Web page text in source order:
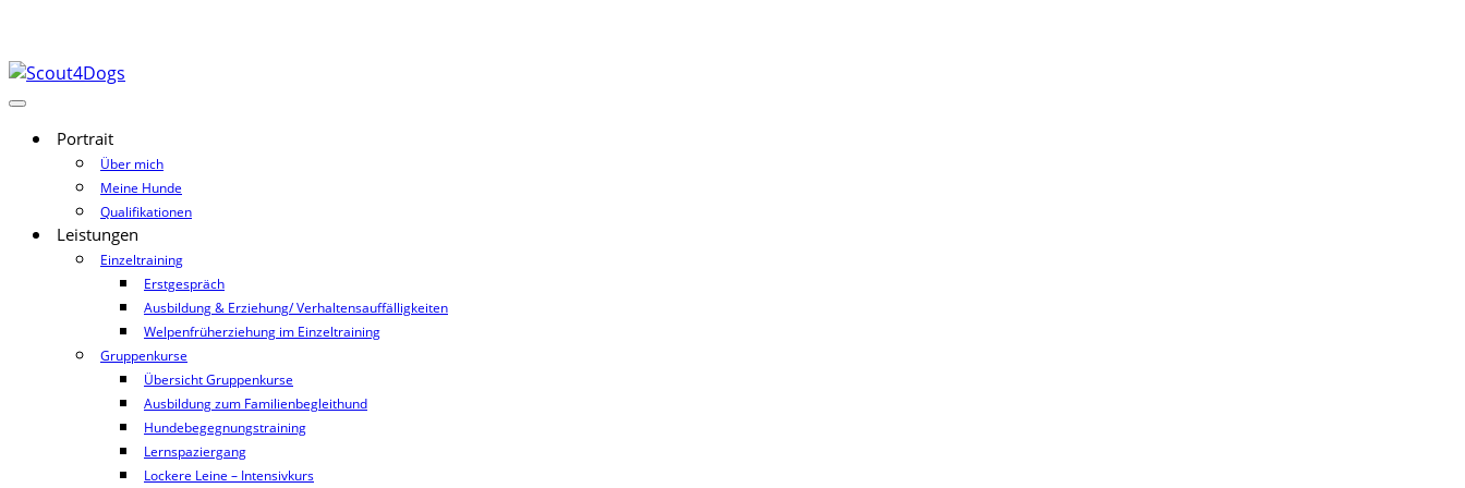
Portrait
Über mich
Meine Hunde
Qualifikationen
Leistungen
Einzeltraining
Erstgespräch
Ausbildung & Erziehung/ Verhaltensauffälligkeiten
Welpenfrüherziehung im Einzeltraining
Gruppenkurse
Übersicht Gruppenkurse
Ausbildung zum Familienbegleithund
Hundebegegnungstraining
Lernspaziergang
Lockere Leine – Intensivkurs